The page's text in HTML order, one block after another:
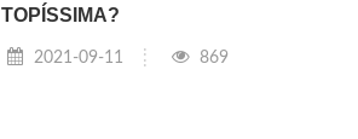
TOPÍSSIMA?
2021-09-11 869